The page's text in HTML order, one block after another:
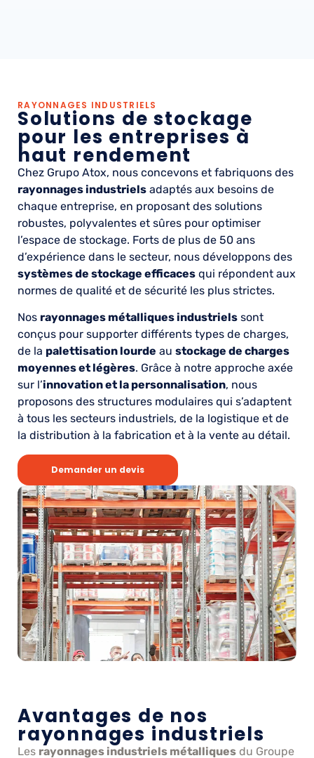
RAYONNAGES INDUSTRIELS
Solutions de stockage
pour les entreprises à
haut rendement
Chez Grupo Atox, nous concevons et fabriquons des
rayonnages industriels adaptés aux besoins de
chaque entreprise, en proposant des solutions
robustes, polyvalentes et sûres pour optimiser
l’espace de stockage. Forts de plus de 50 ans
d’expérience dans le secteur, nous développons des
systèmes de stockage efficaces qui répondent aux
normes de qualité et de sécurité les plus strictes.
Nos rayonnages métalliques industriels sont
conçus pour supporter différents types de charges,
de la palettisation lourde au stockage de charges
moyennes et légères. Grâce à notre approche axée
sur l’innovation et la personnalisation, nous
proposons des structures modulaires qui s’adaptent
à tous les secteurs industriels, de la logistique et de
la distribution à la fabrication et à la vente au détail.
Demander un devis
Avantages de nos
rayonnages industriels
Les rayonnages industriels métalliques du Groupe